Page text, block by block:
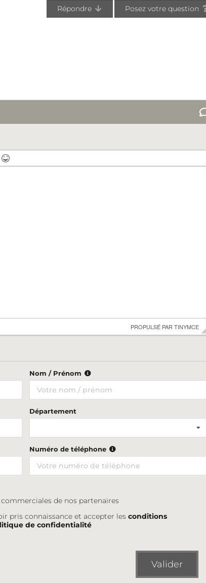
Répondre Posez votre question
PROPULSÉ PAR TINYMCE
Nom / Prénom
Département
Numéro de téléphone
de nos partenaires
pris connaissance et accepter lesconditions
de confidentialité
Valider